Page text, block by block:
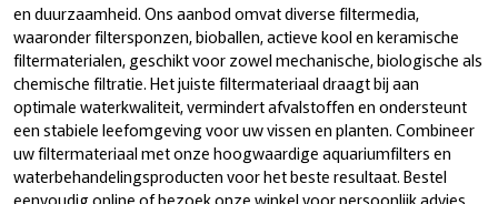
en duurzaamheid. Ons aanbod omvat diverse filtermedia,
waaronder filtersponzen, bioballen, actieve kool en keramische
filtermaterialen, geschikt voor zowel mechanische, biologische als
chemische filtratie. Het juiste filtermateriaal draagt bij aan
optimale waterkwaliteit, vermindert afvalstoffen en ondersteunt
een stabiele leefomgeving voor uw vissen en planten. Combineer
uw filtermateriaal met onze hoogwaardige aquariumfilters en
waterbehandelingsproducten voor het beste resultaat. Bestel
eenvoudig online of bezoek onze winkel voor persoonlijk advies